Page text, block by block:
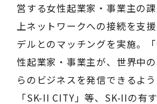
営する女性起業家・事業主の
上ネットワークへの接続を支
デルとのマッチングを実施。
性起業家・事業主が、世界中
らのビジネスを発信できるよ
「SK-II CITY」等、SK-IIの有